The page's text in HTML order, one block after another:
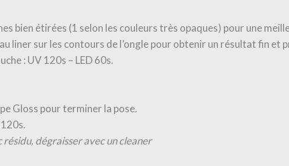
bien étirées (1 selon les couleurs très opaques) pour une
liner sur les contours de l’ongle pour obtenir un résultat fin et
: UV 120s – LED 60s.
Gloss pour terminer la pose.
résidu, dégraisser avec un cleaner